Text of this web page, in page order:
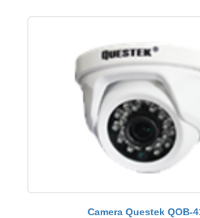
Camera Questek QOB-